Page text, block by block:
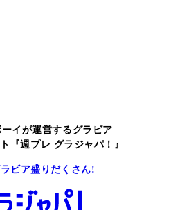
イが運営するグラビア
『週プレ グラジャパ！』
ビア盛りだくさん!